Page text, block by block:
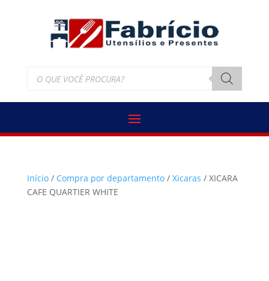
produtos
Início/ Compra por departamento/ Xicaras / XICARA
CAFE QUARTIER WHITE